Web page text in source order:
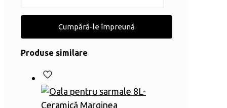
Cumpără-le împreună
Produse similare